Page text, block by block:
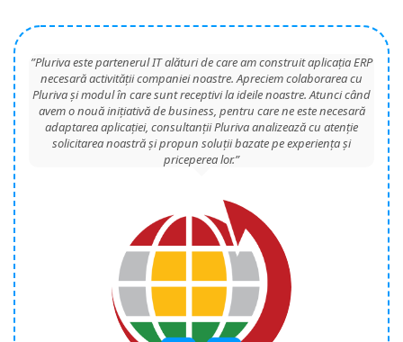
”Pluriva este partenerul IT alături de care am construit aplicația ERP
necesară activității companiei noastre. Apreciem colaborarea cu
Pluriva și modul în care sunt receptivi la ideile noastre. Atunci când
avem o nouă inițiativă de business, pentru care ne este necesară
adaptarea aplicației, consultanții Pluriva analizează cu atenție
solicitarea noastră și propun soluții bazate pe experiența și
priceperea lor.”